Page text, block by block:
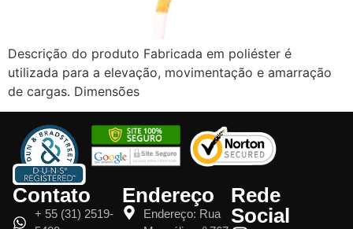
Descrição do produto Fabricada em poliéster é
utilizada para a elevação, movimentação e amarração
de cargas. Dimensões
Contato
+ 55 (31) 2519-
Endereço
Endereço: Rua
Rede
Social